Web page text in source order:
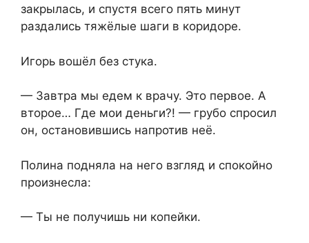
закрылась, и спустя всего пять минут
раздались тяжёлые шаги в коридоре.
Игорь вошёл без стука.
— Завтра мы едем к врачу. Это первое. А
второе… Где мои деньги?! — грубо спросил
он, остановившись напротив неё.
Полина подняла на него взгляд и спокойно
произнесла:
— Ты не получишь ни копейки.